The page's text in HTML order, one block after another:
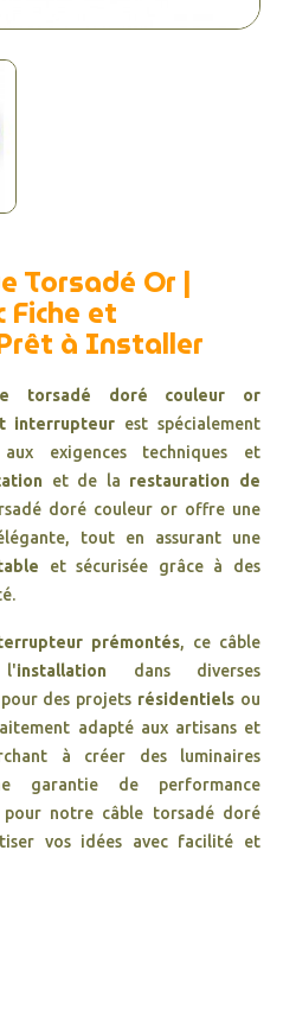
Torsadé Or |
et
à Installer
torsadé doré couleur or
interrupteur est spécialement
exigences techniques et
et de la restauration de
doré couleur or offre une
tout en assurant une
et sécurisée grâce à des
prémontés, ce câble
l'installation dans diverses
des projets résidentiels ou
adapté aux artisans et
à créer des luminaires
garantie de performance
notre câble torsadé doré
vos idées avec facilité et